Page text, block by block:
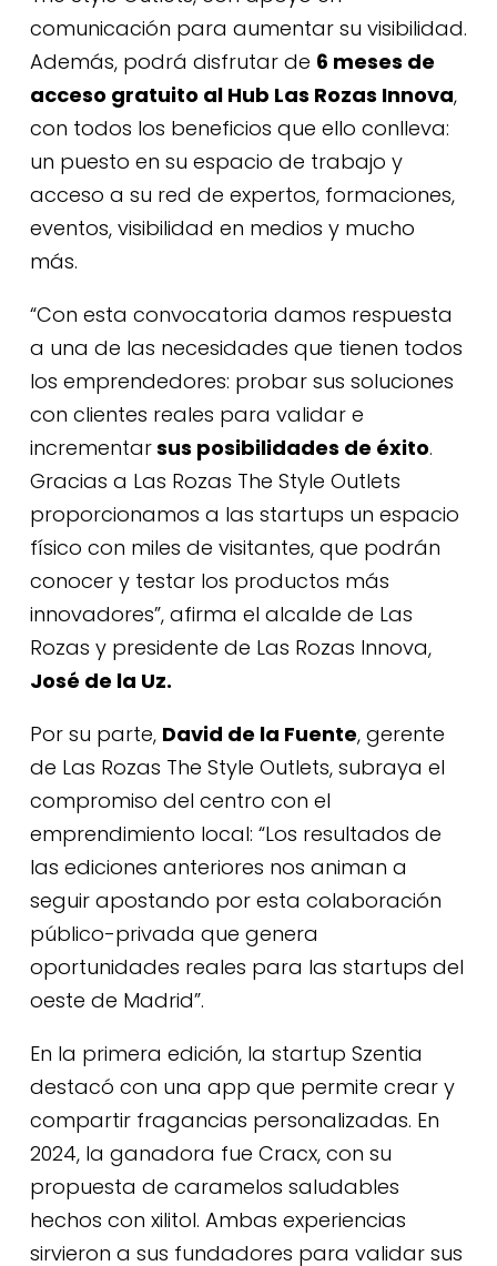
comunicación para aumentar su visibilidad.
Además, podrá disfrutar de 6 meses de
acceso gratuito al Hub Las Rozas Innova,
con todos los beneficios que ello conlleva:
un puesto en su espacio de trabajo y
acceso a su red de expertos, formaciones,
eventos, visibilidad en medios y mucho
más.
“Con esta convocatoria damos respuesta
a una de las necesidades que tienen todos
los emprendedores: probar sus soluciones
con clientes reales para validar e
incrementarsus posibilidades de éxito.
Gracias a Las Rozas The Style Outlets
proporcionamos a las startups un espacio
físico con miles de visitantes, que podrán
conocer y testar los productos más
innovadores”, afirma el alcalde de Las
Rozas y presidente de Las Rozas Innova,
José de la Uz.
Por su parte, David de la Fuente, gerente
de Las Rozas The Style Outlets, subraya el
compromiso del centro con el
emprendimiento local: “Los resultados de
las ediciones anteriores nos animan a
seguir apostando por esta colaboración
público-privada que genera
oportunidades reales para las startups del
oeste de Madrid”.
En la primera edición, la startup Szentia
destacó con una app que permite crear y
compartir fragancias personalizadas. En
2024, la ganadora fue Cracx, con su
propuesta de caramelos saludables
hechos con xilitol. Ambas experiencias
sirvieron a sus fundadores para validar sus